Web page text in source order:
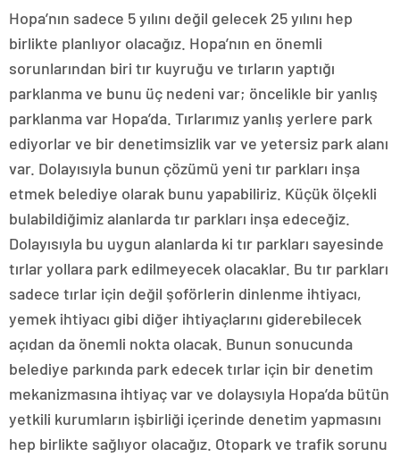
Hopa’nın sadece 5 yılını değil gelecek 25 yılını hep
birlikte planlıyor olacağız. Hopa’nın en önemli
sorunlarından biri tır kuyruğu ve tırların yaptığı
parklanma ve bunu üç nedeni var; öncelikle bir yanlış
parklanma var Hopa’da. Tırlarımız yanlış yerlere park
ediyorlar ve bir denetimsizlik var ve yetersiz park alanı
var. Dolayısıyla bunun çözümü yeni tır parkları inşa
etmek belediye olarak bunu yapabiliriz. Küçük ölçekli
bulabildiğimiz alanlarda tır parkları inşa edeceğiz.
Dolayısıyla bu uygun alanlarda ki tır parkları sayesinde
tırlar yollara park edilmeyecek olacaklar. Bu tır parkları
sadece tırlar için değil şoförlerin dinlenme ihtiyacı,
yemek ihtiyacı gibi diğer ihtiyaçlarını giderebilecek
açıdan da önemli nokta olacak. Bunun sonucunda
belediye parkında park edecek tırlar için bir denetim
mekanizmasına ihtiyaç var ve dolaysıyla Hopa’da bütün
yetkili kurumların işbirliği içerinde denetim yapmasını
hep birlikte sağlıyor olacağız. Otopark ve trafik sorunu